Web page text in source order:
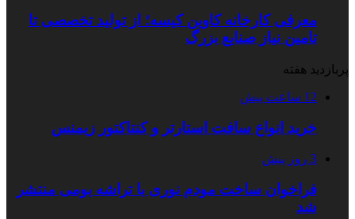
معرفی کارخانه کاوین کیسه؛ از تولید تخصصی تا
تامین نیاز صنایع بزرگ
پربازدید هفته
12 ساعت پیش
خرید انواع سافت استارتر و کنتاکتور زیمنس
3 روز پیش
فراخوان ساخت مودم نوری با تراشه بومی منتشر
شد